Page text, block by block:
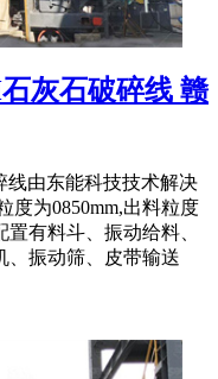
灰石破碎线 赣
线由东能科技技术解决
度为0850mm,出料粒度
置有料斗、振动给料、
、振动筛、皮带输送